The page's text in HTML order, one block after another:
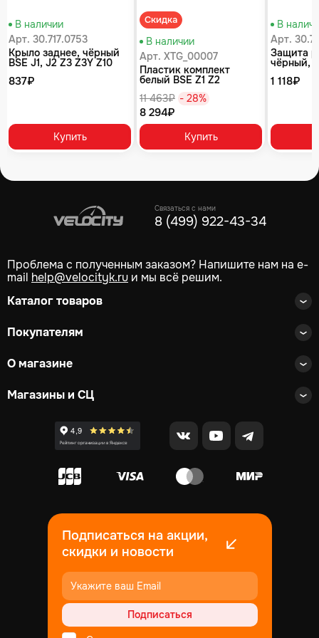
В наличии
Арт. 30.717.0753
Крыло заднее, чёрный
BSE J1, J2 Z3 Z3Y Z10
837₽
Купить
Скидка
В наличии
Арт. XTG_00007
Пластик комплект
белый BSE Z1 Z2
11 463₽ - 28%
8 294₽
Купить
В
Арт.
Защита
чёрный,
1 118₽
Связаться с нами
8 (499) 922-43-34
Проблема с полученным заказом? Напишите нам на e-
mail help@velocityk.ru и мы всё решим.
Каталог товаров
Покупателям
О магазине
Магазины и СЦ
Подписаться на акции,
скидки и новости
Подписаться